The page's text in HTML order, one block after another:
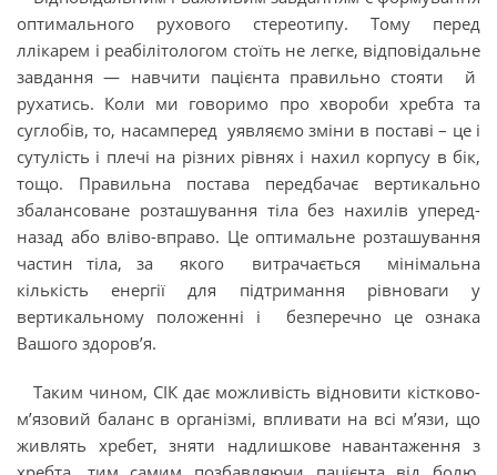
оптимального рухового стереотипу. Тому перед
ллікарем і реабілітологом стоїть не легке, відповідальне
завдання — навчити пацієнта правильно стояти й
рухатись. Коли ми говоримо про хвороби хребта та
суглобів, то, насамперед уявляємо зміни в поставі – це і
сутулість і плечі на різних рівнях і нахил корпусу в бік,
тощо. Правильна постава передбачає вертикально
збалансоване розташування тіла без нахилів уперед-
назад або вліво-вправо. Це оптимальне розташування
частин тіла, за якого витрачається мінімальна
кількість енергії для підтримання рівноваги у
вертикальному положенні і безперечно це ознака
Вашого здоров’я.
Таким чином, СІК дає можливість відновити кістково-
м’язовий баланс в організмі, впливати на всі м’язи, що
живлять хребет, зняти надлишкове навантаження з